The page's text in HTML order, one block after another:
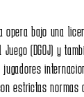
España opera
del Juego
para
con